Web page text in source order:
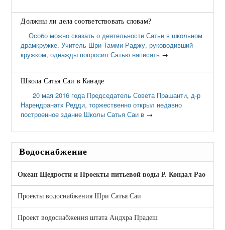
Должны ли дела соответствовать словам?
Особо можно сказать о деятельности Сатьи в школьном
драмкружке. Учитель Шри Тамми Раджу, руководивший
кружком, однажды попросил Сатью написать →
Школа Сатья Саи в Канаде
20 мая 2016 года Председатель Совета Прашанти, д-р
Нарендранатх Редди, торжественно открыл недавно
построенное здание Школы Сатья Саи в →
Водоснабжение
Океан Щедрости и Проекты питьевой воды Р. Кондал Рао
Проекты водоснабжения Шри Сатья Саи
Проект водоснабжения штата Андхра Прадеш